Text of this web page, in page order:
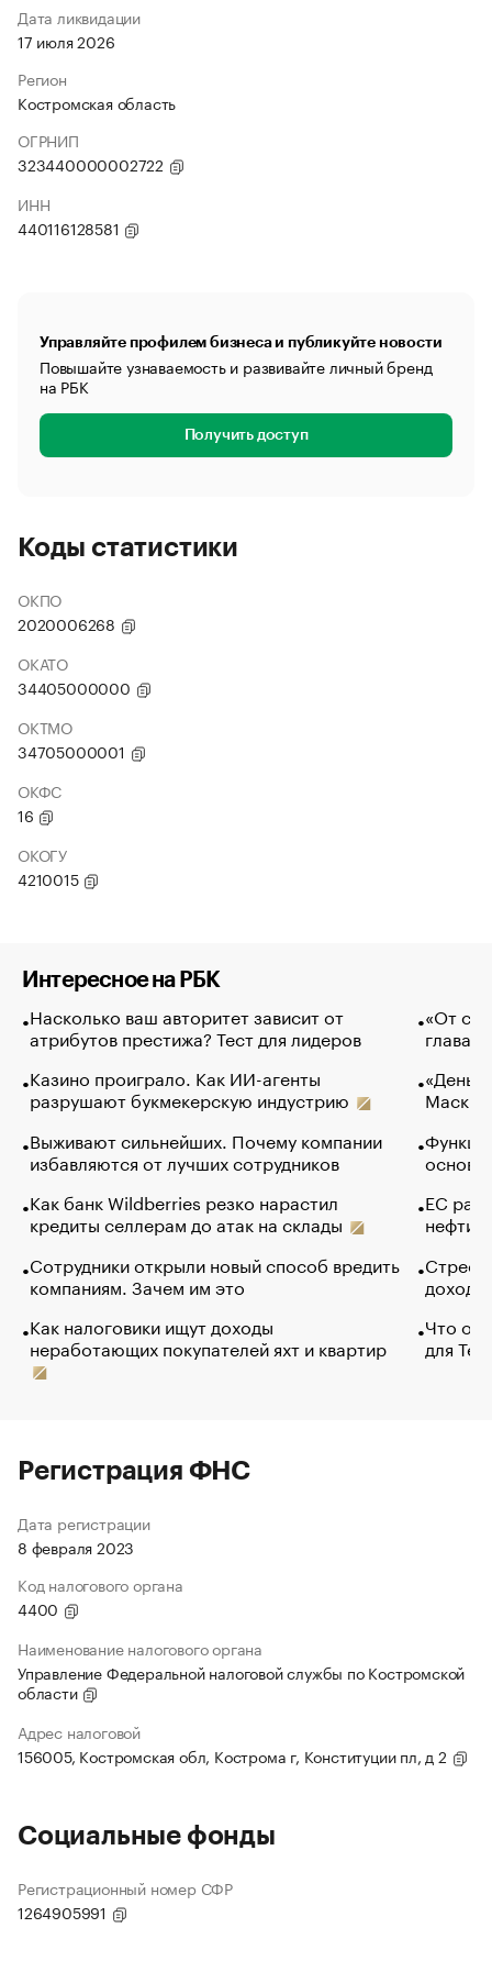
Дата ликвидации
17 июля 2026
Регион
Костромская область
ОГРНИП
323440000002722
ИНН
440116128581
Управляйте профилем бизнеса и публикуйте новости
Повышайте узнаваемость и развивайте личный бренд
на РБК
Получить доступ
Коды статистики
ОКПО
2020006268
ОКАТО
34405000000
ОКТМО
34705000001
ОКФС
16
ОКОГУ
4210015
Интересное на РБК
Насколько ваш авторитет зависит от
атрибутов престижа? Тест для лидеров
Казино проиграло. Как ИИ-агенты
разрушают букмекерскую индустрию
Выживают сильнейших. Почему компании
избавляются от лучших сотрудников
Как банк Wildberries резко нарастил
кредиты селлерам до атак на склады
Сотрудники открыли новый способ вредить
компаниям. Зачем им это
Как налоговики ищут доходы
неработающих покупателей яхт и квартир
«От
глава
Маск в
основ
ЕС
нефти
Что
для
Регистрация ФНС
Дата регистрации
8 февраля 2023
Код налогового органа
4400
Наименование налогового органа
Управление Федеральной налоговой службы по Костромской
области
Адрес налоговой
156005, Костромская обл, Кострома г, Конституции пл, д 2
Социальные фонды
Регистрационный номер СФР
1264905991